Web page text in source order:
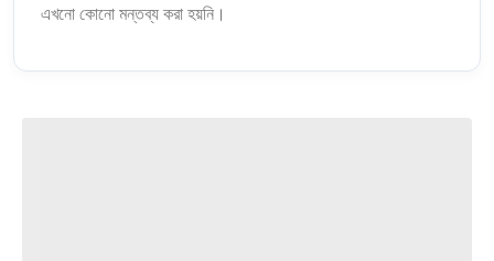
এখনো কোনো মন্তব্য করা হয়নি।